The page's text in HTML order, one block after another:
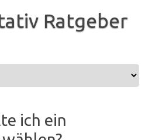
Ratgeber
ich ein